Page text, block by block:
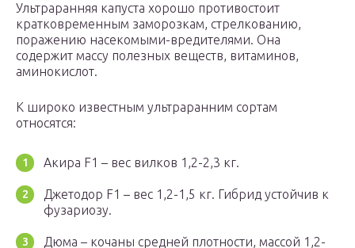
Ультраранняя капуста хорошо противостоит
кратковременным заморозкам, стрелкованию,
поражению насекомыми-вредителями. Она
содержит массу полезных веществ, витаминов,
аминокислот.
К широко известным ультраранним сортам
относятся:
Акира F1 – вес вилков 1,2-2,3 кг.
Джетодор F1 – вес 1,2-1,5 кг. Гибрид устойчив к
фузариозу.
Дюма – кочаны средней плотности, массой 1,2-